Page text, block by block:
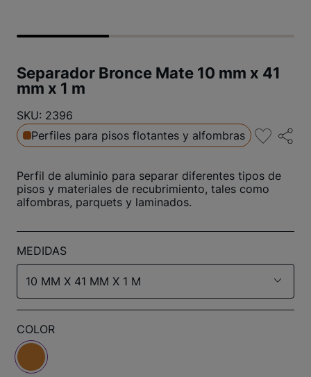
Separador Bronce Mate 10 mm x 41
mm x 1 m
SKU: 2396
Perfiles para pisos flotantes y alfombras
Perfil de aluminio para separar diferentes tipos de
pisos y materiales de recubrimiento, tales como
alfombras, parquets y laminados.
MEDIDAS
10 MM X 41 MM X 1 M
COLOR